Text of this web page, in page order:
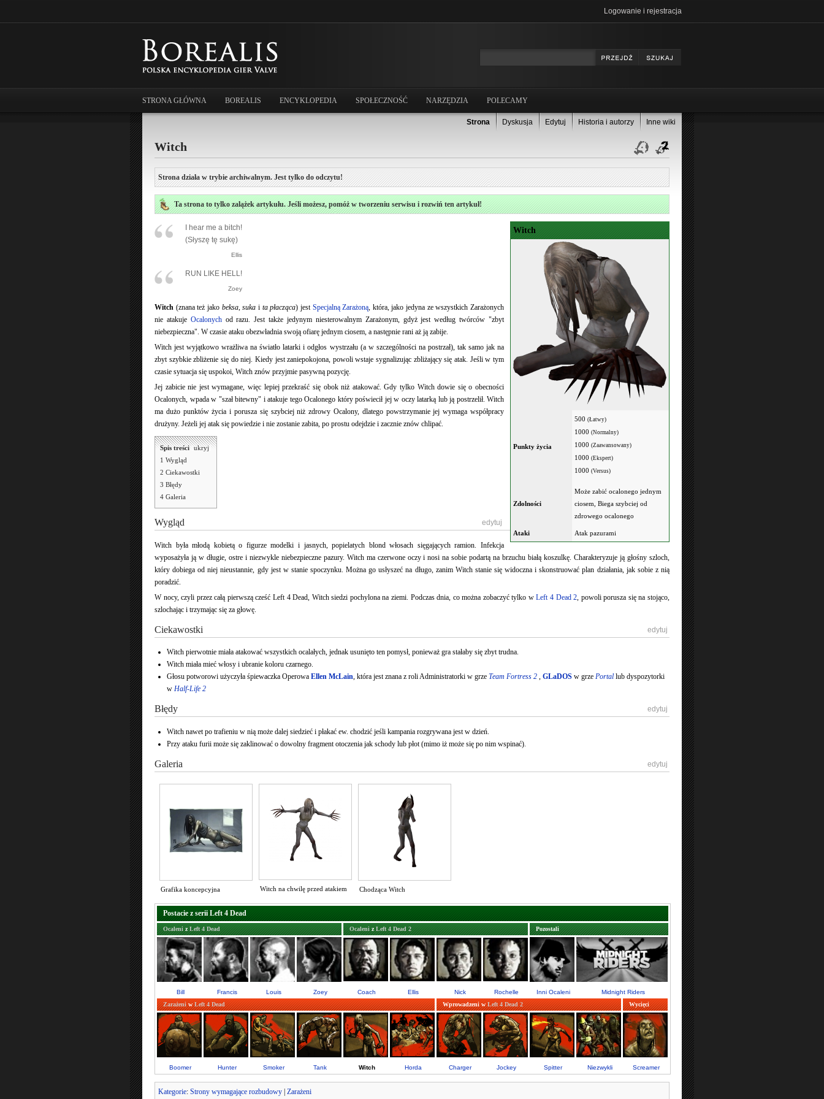
Logowanie i rejestracja
STRONA GŁÓWNA BOREALIS ENCYKLOPEDIA SPOŁECZNOŚĆ NARZĘDZIA POLECAMY
Strona Dyskusja Edytuj Historia i autorzy Inne wiki
Witch
Strona działa w trybie archiwalnym. Jest tylko do odczytu!
Ta strona to tylko zalążek artykułu. Jeśli możesz, pomóż w tworzeniu serwisu i rozwiń ten artykuł!
Witch
Punkty życia
500 (Łatwy)
1000 (Normalny)
1000 (Zaawansowany)
1000 (Ekspert)
1000 (Versus)
Zdolności
Może zabić ocalonego jednym
ciosem, Biega szybciej od
zdrowego ocalonego
Ataki Atak pazurami
I hear me a bitch!
(Słyszę tę sukę)
Ellis
RUN LIKE HELL!
Zoey
Witch (znana też jako beksa,suka i ta płacząca) jest Specjalną Zarażoną, która, jako jedyna ze wszystkich Zarażonych
nie atakuje Ocalonychod razu. Jest także jedynym niesterowalnym Zarażonym, gdyż jest według twórców "zbyt
niebezpieczna". W czasie ataku obezwładnia swoją ofiarę jednym ciosem, a następnie rani aż ją zabije.
Witch jest wyjątkowo wrażliwa na światło latarki i odgłos wystrzału (a w szczególności na postrzał), tak samo jak na
zbyt szybkie zbliżenie się do niej. Kiedy jest zaniepokojona, powoli wstaje sygnalizując zbliżający się atak. Jeśli w tym
czasie sytuacja się uspokoi, Witch znów przyjmie pasywną pozycję.
Jej zabicie nie jest wymagane, więc lepiej przekraść się obok niż atakować. Gdy tylko Witch dowie się o obecności
Ocalonych, wpada w "szał bitewny" i atakuje tego Ocalonego który poświecił jej w oczy latarką lub ją postrzelił. Witch
ma dużo punktów życia i porusza się szybciej niż zdrowy Ocalony, dlatego powstrzymanie jej wymaga współpracy
drużyny. Jeżeli jej atak się powiedzie i nie zostanie zabita, po prostu odejdzie i zacznie znów chlipać.
Spis treści [ukryj]
1 Wygląd
2 Ciekawostki
3 Błędy
4 Galeria
edytuj
Wygląd
Witch była młodą kobietą o figurze modelki i jasnych, popielatych blond włosach sięgających ramion. Infekcja
wyposażyła ją w długie, ostre i niezwykle niebezpieczne pazury. Witch ma czerwone oczy i nosi na sobie podartą na brzuchu białą koszulkę. Charakteryzuje ją głośny szloch,
który dobiega od niej nieustannie, gdy jest w stanie spoczynku. Można go usłyszeć na długo, zanim Witch stanie się widoczna i skonstruować plan działania, jak sobie z nią
poradzić.
W nocy, czyli przez całą pierwszą cześć Left 4 Dead, Witch siedzi pochylona na ziemi. Podczas dnia, co można zobaczyć tylko wLeft 4 Dead 2 , powoli porusza się na stojąco,
szlochając i trzymając się za głowę.
edytuj
Ciekawostki
Witch pierwotnie miała atakować wszystkich ocalałych, jednak usunięto ten pomysł, ponieważ gra stałaby się zbyt trudna.
Witch miała mieć włosy i ubranie koloru czarnego.
Głosu potworowi użyczyła śpiewaczka Operowa Ellen McLain, która jest znana z roli Administratorki w grze Team Fortress 2 , GLaDOS w grze Portal lub dyspozytorki
w Half-Life 2
edytuj
Błędy
Witch nawet po trafieniu w nią może dalej siedzieć i płakać ew. chodzić jeśli kampania rozgrywana jest w dzień.
Przy ataku furii może się zaklinować o dowolny fragment otoczenia jak schody lub płot (mimo iż może się po nim wspinać).
edytuj
Galeria
Grafika koncepcyjna Witch na chwilę przed atakiem Chodząca Witch
Postacie z serii Left 4 Dead
Ocaleni zLeft 4 Dead Ocaleni zLeft 4 Dead 2 Pozostali
Bill Francis Louis Zoey Coach Ellis Nick Rochelle Inni Ocaleni
Midnight Riders
ZarażeniwLeft 4 Dead Wprowadzeni wLeft 4 Dead 2 Wycięci
Boomer Hunter Smoker Tank Witch Horda Charger Jockey Spitter Niezwykli Screamer
Kategorie: Strony wymagające rozbudowy Zarażeni